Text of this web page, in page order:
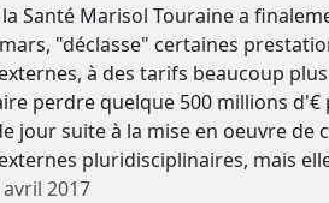
Santé Marisol Touraine a
"déclasse" certaines
à des tarifs beaucoup
perdre quelque 500 millions
jour suite à la mise en oeuvre
pluridisciplinaires, mais
2017